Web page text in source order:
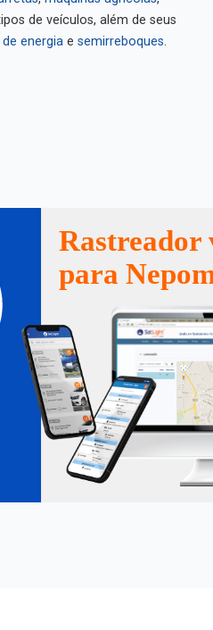
de veículos, além de seus
energia e semirreboques.
Rastreador
para